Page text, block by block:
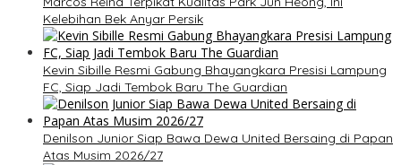
Kelebihan Bek Anyar Persik
Kevin Sibille Resmi Gabung Bhayangkara Presisi Lampung
FC, Siap Jadi Tembok Baru The Guardian
Denilson Junior Siap Bawa Dewa United Bersaing di Papan
Atas Musim 2026/27